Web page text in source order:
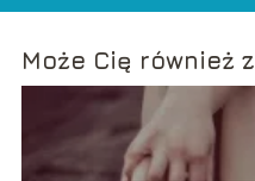
Może Cię również